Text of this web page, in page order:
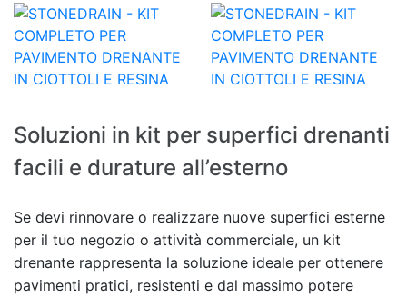
Soluzioni in kit per superfici drenanti
facili e durature all’esterno
Se devi rinnovare o realizzare nuove superfici esterne
per il tuo negozio o attività commerciale, un kit
drenante rappresenta la soluzione ideale per ottenere
pavimenti pratici, resistenti e dal massimo potere